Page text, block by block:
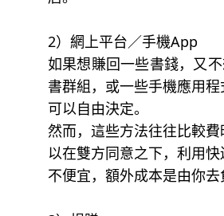
2）網上平台／手機App
如果想賺回一些書錢，又
書群組，或一些手機應用
可以自由決定。
然而，這些方法往往比較
以在雙方同意之下，利用
不便宜，額外成本是由你去